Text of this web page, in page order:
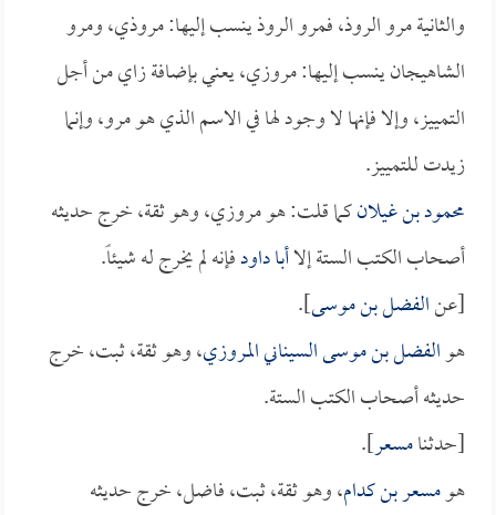
والثانية مرو الروذ، فمرو الروذ ينسب إليها: مروذي، ومرو
الشاهيجان ينسب إليها: مروزي، يعني بإضافة زاي من أجل
التمييز، وإلا فإنها لا وجود لها في الاسم الذي هو مرو، وإنما
زيدت للتمييز.
محمود بن غيلانكما قلت: هو مروزي، وهو ثقة، خرج حديثه
أصحاب الكتب الستة إلاأبا داودفإنه لم يخرج له شيئاً.
[عنالفضل بن موسى].
هوالفضل بن موسى السيناني المروزي، وهو ثقة، ثبت، خرج
حديثه أصحاب الكتب الستة.
[حدثنامسعر].
هومسعر بن كدام، وهو ثقة، ثبت، فاضل، خرج حديثه